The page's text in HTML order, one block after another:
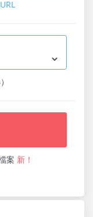
案 新！